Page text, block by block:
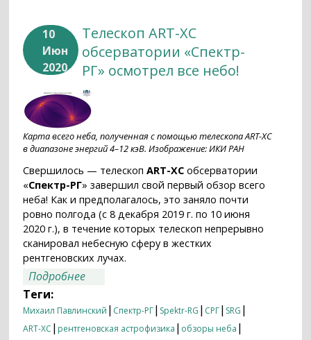
10
Июн
2020
Телескоп ART-XC
обсерватории «Спектр-
РГ» осмотрел все небо!
Карта всего неба, полученная с помощью телескопа ART-XC
в диапазоне энергий 4–12 кэВ. Изображение: ИКИ РАН
Свершилось — телескопART-XC обсерватории
«Спектр-РГ» завершил свой первый обзор всего
неба! Как и предполагалось, это заняло почти
ровно полгода (с 8 декабря 2019 г. по 10 июня
2020 г.), в течение которых телескоп непрерывно
сканировал небесную сферу в жестких
рентгеновских лучах.
Подробнее
Теги:
Михаил Павлинский | Спектр-РГ| Spektr-RG | СРГ| SRG |
ART-XC | рентгеновская астрофизика | обзоры неба |